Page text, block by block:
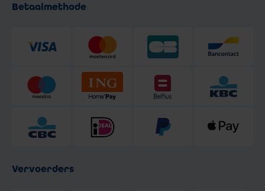
Betaalmethode
Vervoerders